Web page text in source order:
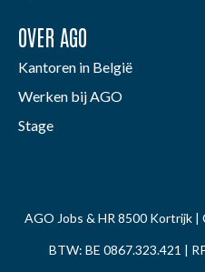
OVER AGO
Kantoren in België
Werken bij AGO
Stage
AGO Jobs & HR 8500 Kortrijk
BTW: BE 0867.323.421 |